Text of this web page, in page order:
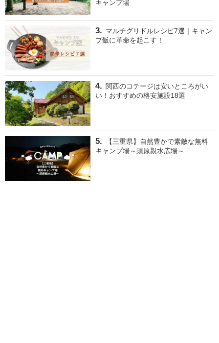
キャンプ場
マルチグリドルレシピ7選｜キャン
プ飯に革命を起こす！
関西のコテージは安いところがい
い！おすすめの格安施設18選
【三重県】自然豊かで素敵な無料
キャンプ場～須原親水広場～